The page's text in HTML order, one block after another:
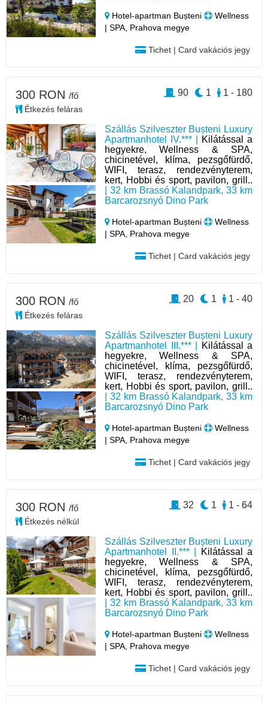
Hotel‑apartman Bușteni
Wellness
| SPA, Prahova megye
Tichet | Card vakációs jegy
Szállás Szilveszter Bușteni Luxury
Apartmanhotel IV.*** |
Kilátással a
hegyekre, Wellness & SPA,
chicinetével, klíma, pezsgőfürdő,
WIFI, terasz, rendezvényterem,
kert, Hobbi és sport, pavilon, grill..
| 32 km Brassó Kalandpark, 33 km
Barcarozsnyó Dino Park
Hotel‑apartman Bușteni
Wellness
| SPA, Prahova megye
Tichet | Card vakációs jegy
300 RON /fő
Étkezés feláras
1 - 180
1
90
Szállás Szilveszter Bușteni Luxury
Apartmanhotel III.*** |
Kilátással a
hegyekre, Wellness & SPA,
chicinetével, klíma, pezsgőfürdő,
WIFI, terasz, rendezvényterem,
kert, Hobbi és sport, pavilon, grill..
| 32 km Brassó Kalandpark, 33 km
Barcarozsnyó Dino Park
Hotel‑apartman Bușteni
Wellness
| SPA, Prahova megye
Tichet | Card vakációs jegy
300 RON /fő
Étkezés feláras
1 - 40
1
20
Szállás Szilveszter Bușteni Luxury
Apartmanhotel II.*** |
Kilátással a
hegyekre, Wellness & SPA,
chicinetével, klíma, pezsgőfürdő,
WIFI, terasz, rendezvényterem,
kert, Hobbi és sport, pavilon, grill..
| 32 km Brassó Kalandpark, 33 km
Barcarozsnyó Dino Park
Hotel‑apartman Bușteni
Wellness
| SPA, Prahova megye
Tichet | Card vakációs jegy
300 RON /fő
Étkezés nélkül
1 - 64
1
32